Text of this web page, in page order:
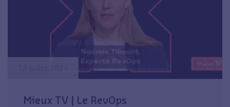
Mieux TV | Le RevOps